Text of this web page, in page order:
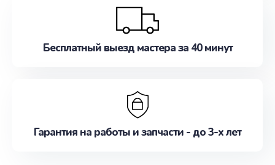
Бесплатный выезд мастера за 40 минут
Гарантия на работы и запчасти - до 3-х лет